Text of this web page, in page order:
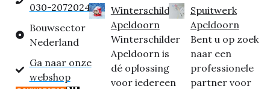
030-2072024
Bouwsector
Nederland
Ga naar onze
webshop
Winterschilder
Apeldoorn
Winterschilder
Apeldoorn is
dé oplossing
voor iedereen
Spuitwerk
Apeldoorn
Bent u op zoek
naar een
professionele
partner voor